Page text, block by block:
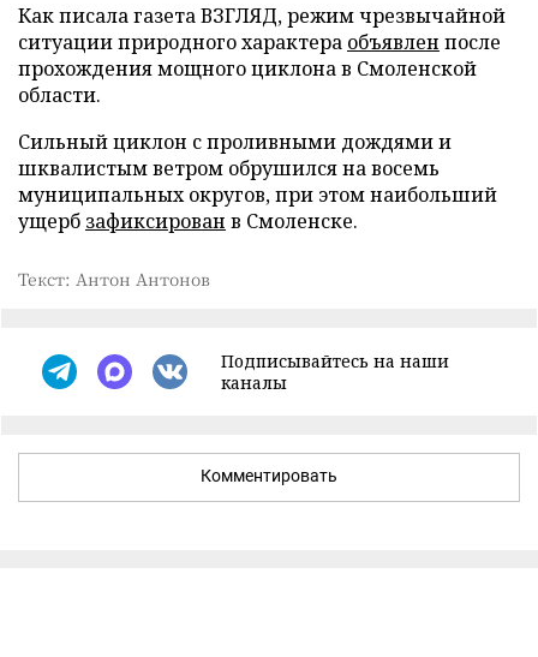
Как писала газета ВЗГЛЯД, режим чрезвычайной
ситуации природного характера объявлен после
прохождения мощного циклона в Смоленской
области.
Сильный циклон с проливными дождями и
шквалистым ветром обрушился на восемь
муниципальных округов, при этом наибольший
ущерб зафиксирован в Смоленске.
Текст: Антон Антонов
Подписывайтесь на наши
каналы
Комментировать